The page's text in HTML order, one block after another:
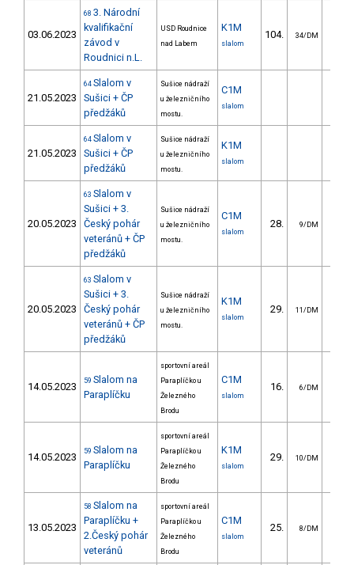
03.06.2023
68 3. Národní
kvalifikační
závod v
Roudnici n.L.
USD Roudnice
nad Labem
K1M
slalom
104. 34/DM
21.05.2023
64 Slalom v
Sušici + ČP
předžáků
Sušice nádraží
u železničního
mostu.
C1M
slalom
21.05.2023
64 Slalom v
Sušici + ČP
předžáků
Sušice nádraží
u železničního
mostu.
K1M
slalom
20.05.2023
63 Slalom v
Sušici + 3.
Český pohár
veteránů + ČP
předžáků
Sušice nádraží
u železničního
mostu.
C1M
slalom
28. 9/DM
20.05.2023
63 Slalom v
Sušici + 3.
Český pohár
veteránů + ČP
předžáků
Sušice nádraží
u železničního
mostu.
K1M
slalom
29. 11/DM
14.05.2023 59 Slalom na
Paraplíčku
sportovní areál
Paraplíčko u
Železného
Brodu
C1M
slalom
16. 6/DM
14.05.2023 59 Slalom na
Paraplíčku
sportovní areál
Paraplíčko u
Železného
Brodu
K1M
slalom
29. 10/DM
13.05.2023
58 Slalom na
Paraplíčku +
2.Český pohár
veteránů
sportovní areál
Paraplíčko u
Železného
Brodu
C1M
slalom
25. 8/DM